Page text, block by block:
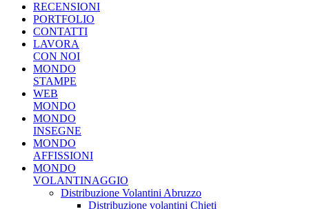
RECENSIONI
PORTFOLIO
CONTATTI
LAVORA
CON NOI
MONDO
STAMPE
WEB
MONDO
MONDO
INSEGNE
MONDO
AFFISSIONI
MONDO
VOLANTINAGGIO
Distribuzione Volantini Abruzzo
Distribuzione volantini Chieti